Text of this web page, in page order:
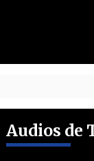
Audios de